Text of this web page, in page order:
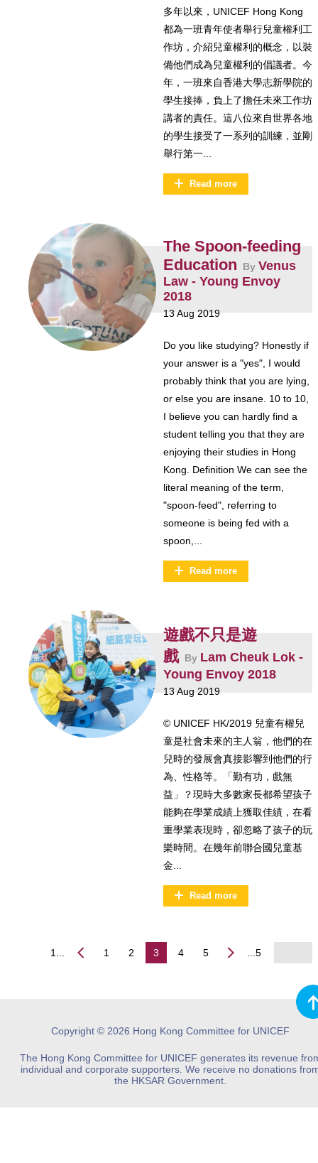
多年以來，UNICEF Hong Kong
都為一班青年使者舉行兒童權利工
作坊，介紹兒童權利的概念，以裝
備他們成為兒童權利的倡議者。今
年，一班來自香港大學志新學院的
學生接捧，負上了擔任未來工作坊
講者的責任。這八位來自世界各地
的學生接受了一系列的訓練，並剛
舉行第一...
Read more
The Spoon-feeding
Education By Venus
Law - Young Envoy
2018
13 Aug 2019
Do you like studying? Honestly if
your answer is a "yes", I would
probably think that you are lying,
or else you are insane. 10 to 10,
I believe you can hardly find a
student telling you that they are
enjoying their studies in Hong
Kong. Definition We can see the
literal meaning of the term,
"spoon-feed", referring to
someone is being fed with a
spoon,...
Read more
遊戲不只是遊
戲By Lam Cheuk Lok -
Young Envoy 2018
13 Aug 2019
© UNICEF HK/2019 兒童有權兒
童是社會未來的主人翁，他們的在
兒時的發展會真接影響到他們的行
為、性格等。「勤有功，戲無
益」？現時大多數家長都希望孩子
能夠在學業成績上獲取佳績，在看
重學業表現時，卻忽略了孩子的玩
樂時間。在幾年前聯合國兒童基
金...
Read more
1... 1 2 3 4 5 ...5
Copyright © 2026 Hong Kong Committee for UNICEF
The Hong Kong Committee for UNICEF generates its revenue
individual and corporate supporters. We receive no donations
the HKSAR Government.